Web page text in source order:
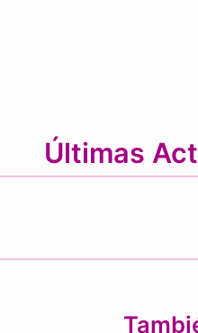
Últimas